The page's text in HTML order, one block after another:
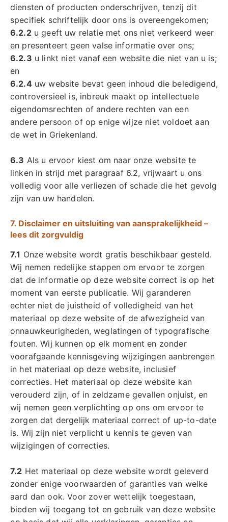
diensten of producten onderschrijven, tenzij dit
specifiek schriftelijk door ons is overeengekomen;
6.2.2u geeft uw relatie met ons niet verkeerd weer
en presenteert geen valse informatie over ons;
6.2.3 u linkt niet vanaf een website die niet van u is;
en
6.2.4uw website bevat geen inhoud die beledigend,
controversieel is, inbreuk maakt op intellectuele
eigendomsrechten of andere rechten van een
andere persoon of op enige wijze niet voldoet aan
de wet in Griekenland.
6.3 Als u ervoor kiest om naar onze website te
linken in strijd met paragraaf 6.2, vrijwaart u ons
volledig voor alle verliezen of schade die het gevolg
zijn van uw handelen.
7. Disclaimer en uitsluiting van aansprakelijkheid –
lees dit zorgvuldig
7.1 Onze website wordt gratis beschikbaar gesteld.
Wij nemen redelijke stappen om ervoor te zorgen
dat de informatie op deze website correct is op het
moment van eerste publicatie. Wij garanderen
echter niet de juistheid of volledigheid van het
materiaal op deze website of de afwezigheid van
onnauwkeurigheden, weglatingen of typografische
fouten. Wij kunnen op elk moment en zonder
voorafgaande kennisgeving wijzigingen aanbrengen
in het materiaal op deze website, inclusief
correcties. Het materiaal op deze website kan
verouderd zijn, of in zeldzame gevallen onjuist, en
wij nemen geen verplichting op ons om ervoor te
zorgen dat dergelijk materiaal correct of up-to-date
is. Wij zijn niet verplicht u kennis te geven van
wijzigingen of correcties.
7.2 Het materiaal op deze website wordt geleverd
zonder enige voorwaarden of garanties van welke
aard dan ook. Voor zover wettelijk toegestaan,
bieden wij toegang tot en gebruik van deze website